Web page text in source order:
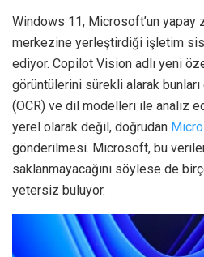
Windows 11, Microsoft’un yapay
merkezine yerleştirdiği işletim
ediyor. Copilot Vision adlı yeni
görüntülerini sürekli alarak
(OCR) ve dil modelleri ile analiz
yerel olarak değil, doğrudan
gönderilmesi. Microsoft, bu
saklanmayacağını söylese de
yetersiz buluyor.